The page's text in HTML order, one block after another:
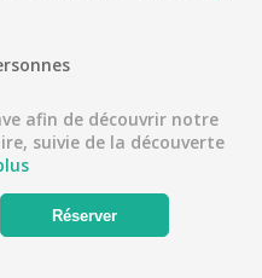
afin de découvrir notre
suivie de la découverte
Réserver